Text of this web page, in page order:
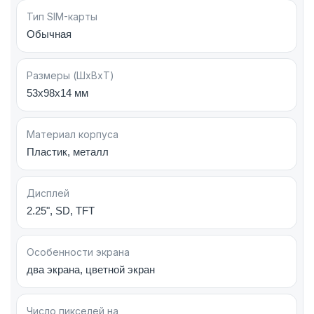
Дисплей
Основной дисплей: 2.2 дюйма
Тип: TFT
Разрешение: 176 × 220 пикселей
Отображение до 262 тысяч цветов
Внешний дисплей: 96 × 80 пикселей
Внешний экран отображает время, уведомления
и информацию о входящих вызовах, что
позволяет быстро проверить события, не
открывая телефон.
Камера
Тип SIM-карты
Обычная
Размеры (ШxВxТ)
53x98x14 мм
Материал корпуса
Пластик, металл
Дисплей
2.25", SD, TFT
Особенности экрана
два экрана, цветной экран
Число пикселей на